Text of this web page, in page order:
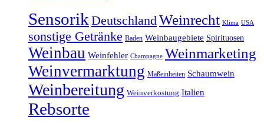
Sensorik Deutschland Weinrecht Klima USA
sonstige Getränke Baden Weinbaugebiete Spirituosen
Weinbau Weinfehler Champagne Weinmarketing
Weinvermarktung Maßeinheiten Schaumwein
Weinbereitung Weinverkostung Italien
Rebsorte